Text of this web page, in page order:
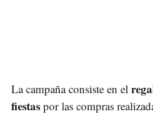
La campaña consiste en el
fiestas por las compras